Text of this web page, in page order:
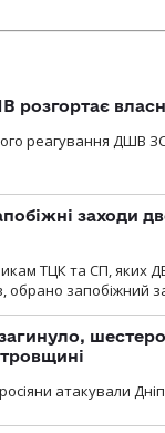
розгортає
реагування ДШВ
заходи
ТЦК та СП, яких
обрано запобіжний
атакували